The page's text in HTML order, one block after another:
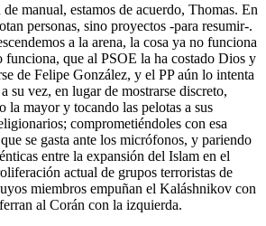
manual, estamos de acuerdo, Thomas. En
personas, sino proyectos -para resumir-.
a la arena, la cosa ya no funciona
funciona, que al PSOE la ha costado Dios y
de Felipe González, y el PP aún lo intenta
su vez, en lugar de mostrarse discreto,
la mayor y tocando las pelotas a sus
comprometiéndoles con esa
se gasta ante los micrófonos, y pariendo
entre la expansión del Islam en el
actual de grupos terroristas de
miembros empuñan el Kaláshnikov con
al Corán con la izquierda.